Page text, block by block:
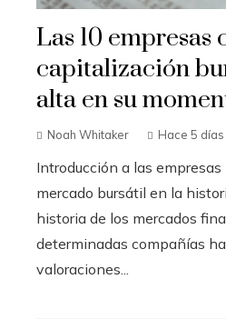
Las 10 empresas
capitalización
alta en su
Noah Whitaker Hace 5 días
Introducción a las
mercado bursátil en la
historia de los mercados
determinadas compañías
valoraciones...